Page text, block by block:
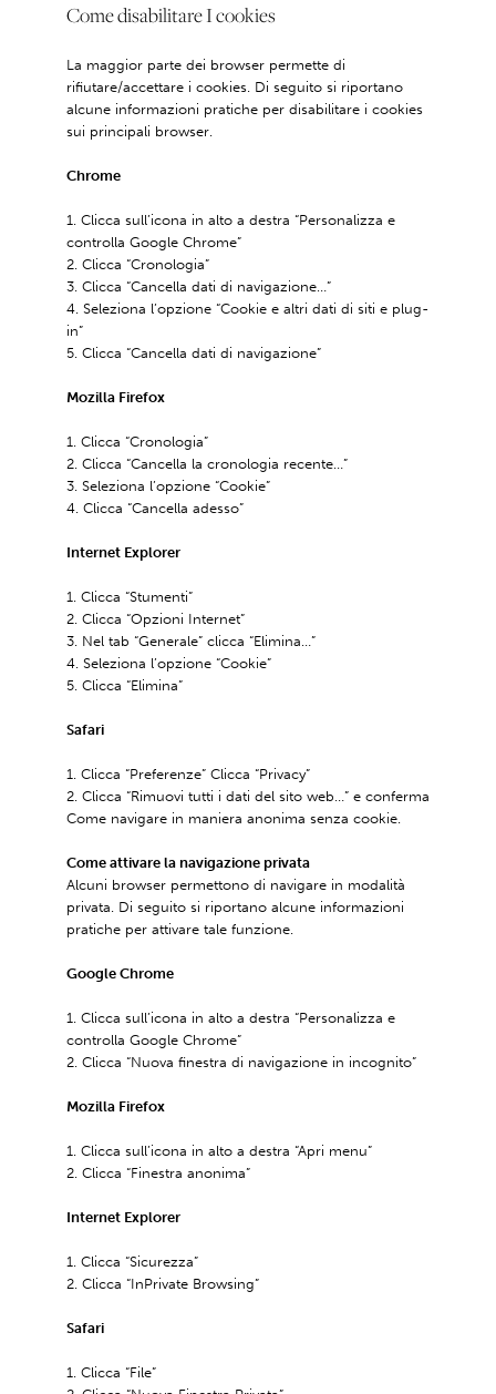
Come disabilitare I cookies
La maggior parte dei browser permette di
rifiutare/accettare i cookies. Di seguito si riportano
alcune informazioni pratiche per disabilitare i cookies
sui principali browser.
Chrome
Clicca sull’icona in alto a destra “Personalizza e
controlla Google Chrome”
Clicca “Cronologia”
Clicca “Cancella dati di navigazione…”
Seleziona l’opzione “Cookie e altri dati di siti e plug-
in”
Clicca “Cancella dati di navigazione”
Mozilla Firefox
Clicca “Cronologia”
Clicca “Cancella la cronologia recente…”
Seleziona l’opzione “Cookie”
Clicca “Cancella adesso”
Internet Explorer
Clicca “Stumenti”
Clicca “Opzioni Internet”
Nel tab “Generale” clicca “Elimina…”
Seleziona l’opzione “Cookie”
Clicca “Elimina”
Safari
Clicca “Preferenze” Clicca “Privacy”
Clicca “Rimuovi tutti i dati del sito web…” e conferma
Come navigare in maniera anonima senza cookie.
Come attivare la navigazione privata
Alcuni browser permettono di navigare in modalità
privata. Di seguito si riportano alcune informazioni
pratiche per attivare tale funzione.
Google Chrome
Clicca sull’icona in alto a destra “Personalizza e
controlla Google Chrome”
Clicca “Nuova finestra di navigazione in incognito”
Mozilla Firefox
Clicca sull’icona in alto a destra “Apri menu”
Clicca “Finestra anonima”
Internet Explorer
Clicca “Sicurezza”
Clicca “InPrivate Browsing”
Safari
Clicca “File”